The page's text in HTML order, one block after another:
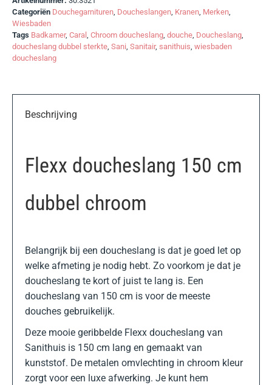
Categoriën Douchegarnituren, Doucheslangen, Kranen, Merken,
Wiesbaden
Tags Badkamer, Caral , Chroom doucheslang, douche, Doucheslang,
doucheslang dubbel sterkte, Sani, Sanitair, sanithuis, wiesbaden
doucheslang
Beschrijving
Flexx doucheslang 150 cm
dubbel chroom
Belangrijk bij een doucheslang is dat je goed let op
welke afmeting je nodig hebt. Zo voorkom je dat je
doucheslang te kort of juist te lang is. Een
doucheslang van 150 cm is voor de meeste
douches gebruikelijk.
Deze mooie geribbelde Flexx doucheslang van
Sanithuis is 150 cm lang en gemaakt van
kunststof. De metalen omvlechting in chroom kleur
zorgt voor een luxe afwerking. Je kunt hem